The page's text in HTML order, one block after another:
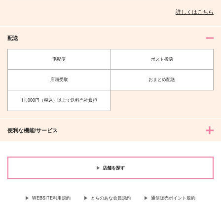
北山くんと南谷くん －お付き合い1
年目－&西湖くんと東川くん 1
ふたりよがりなメルティチャーム 1
佐々木と宮野 11 理想的恋愛の条件 4 特装版
最終電車 second time 推しカプの攻に攻められる俺の話
詳しくはこちら
配送
宅配便 ポスト投函
店頭受取 おまとめ配送
11,000円（税込）以上で送料当社負担
便利な機能/サービス
店舗を探す
WEBSITE利用規約 とらのあな会員規約 通信販売ポイント規約